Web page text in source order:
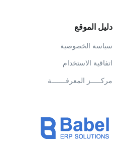
دليل الموقع
سياسة الخصوصية
اتفاقية الاستخدام
مركـــــز المعرفـــــــة